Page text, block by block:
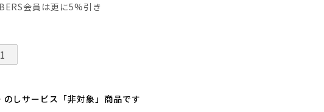
会員は更に5%引き
のしサービス「非対象」商品です